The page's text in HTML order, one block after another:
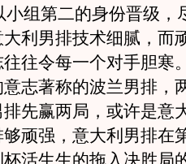
组第二的身份晋级，
利男排技术细腻，而
往令每一个对手胆寒
志著称的波兰男排，
先赢两局，或许是意
顽强，意大利男排在
活生生的拖入决胜局